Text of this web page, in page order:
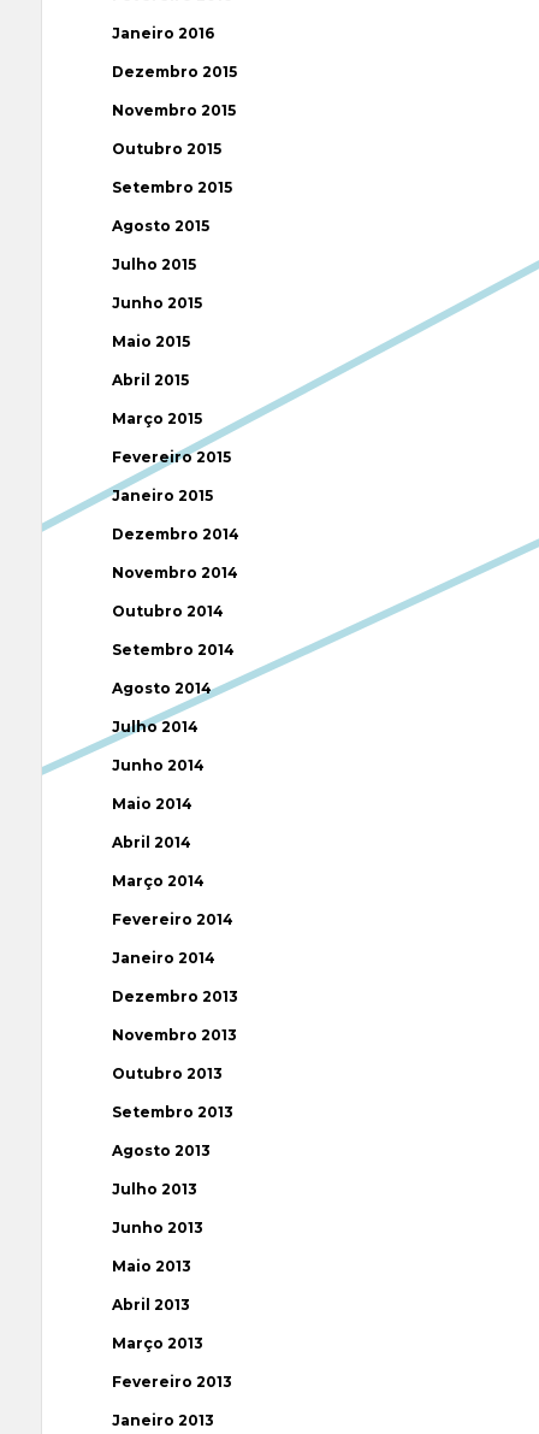
Janeiro 2016
Dezembro 2015
Novembro 2015
Outubro 2015
Setembro 2015
Agosto 2015
Julho 2015
Junho 2015
Maio 2015
Abril 2015
Março 2015
Fevereiro 2015
Janeiro 2015
Dezembro 2014
Novembro 2014
Outubro 2014
Setembro 2014
Agosto 2014
Julho 2014
Junho 2014
Maio 2014
Abril 2014
Março 2014
Fevereiro 2014
Janeiro 2014
Dezembro 2013
Novembro 2013
Outubro 2013
Setembro 2013
Agosto 2013
Julho 2013
Junho 2013
Maio 2013
Abril 2013
Março 2013
Fevereiro 2013
Janeiro 2013